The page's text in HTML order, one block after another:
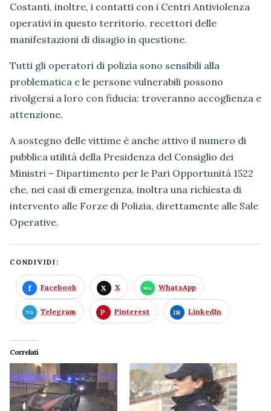
Costanti, inoltre, i contatti con i Centri Antiviolenza
operativi in questo territorio, recettori delle
manifestazioni di disagio in questione.
Tutti gli operatori di polizia sono sensibili alla
problematica e le persone vulnerabili possono
rivolgersi a loro con fiducia: troveranno accoglienza e
attenzione.
A sostegno delle vittime è anche attivo il numero di
pubblica utilità della Presidenza del Consiglio dei
Ministri – Dipartimento per le Pari Opportunità 1522
che, nei casi di emergenza, inoltra una richiesta di
intervento alle Forze di Polizia, direttamente alle Sale
Operative.
CONDIVIDI:
Facebook X WhatsApp
Telegram Pinterest LinkedIn
Correlati